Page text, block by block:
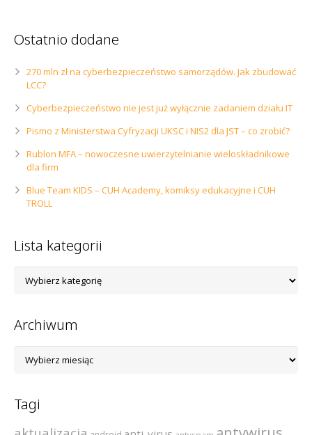
Ostatnio dodane
270 mln zł na cyberbezpieczeństwo samorządów. Jak zbudować
LCC?
Cyberbezpieczeństwo nie jest już wyłącznie zadaniem działu IT
Pismo z Ministerstwa Cyfryzacji UKSC i NIS2 dla JST – co zrobić?
Rublon MFA – nowoczesne uwierzytelnianie wieloskładnikowe
dla firm
Blue Team KIDS – CUH Academy, komiksy edukacyjne i CUH
TROLL
Lista kategorii
kategorii
Archiwum
Tagi